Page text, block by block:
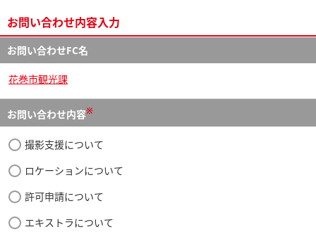
お問い合わせ内容入力
お問い合わせFC名
花巻市観光課
お問い合わせ内容※
撮影支援について
ロケーションについて
許可申請について
エキストラについて